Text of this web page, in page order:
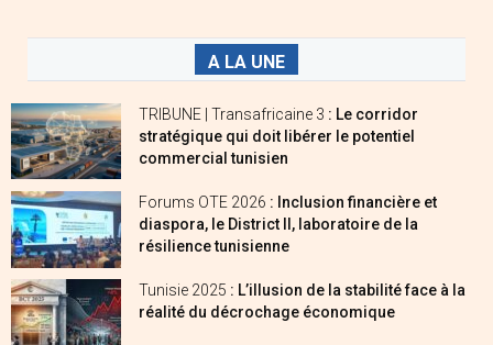
A LA UNE
TRIBUNE | Transafricaine 3 : Le corridor
stratégique qui doit libérer le potentiel
commercial tunisien
Forums OTE 2026 : Inclusion financière et
diaspora, le District II, laboratoire de la
résilience tunisienne
Tunisie 2025 : L’illusion de la stabilité face à la
réalité du décrochage économique